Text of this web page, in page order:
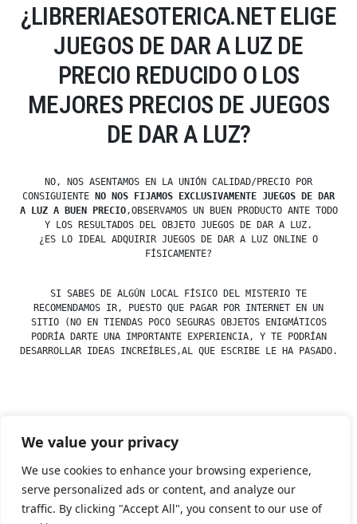
We value your privacy
We use cookies to enhance your browsing experience,
serve personalized ads or content, and analyze our
traffic. By clicking "Accept All", you consent to our use of
¿LIBRERIAESOTERICA.NET ELIGE
JUEGOS DE DAR A LUZ DE
PRECIO REDUCIDO O LOS
MEJORES PRECIOS DE JUEGOS
DE DAR A LUZ?
NO, NOS ASENTAMOS EN LA UNIÓN CALIDAD/PRECIO POR
CONSIGUIENTE NO NOS FIJAMOS EXCLUSIVAMENTE JUEGOS DE DAR
A LUZ A BUEN PRECIO,OBSERVAMOS UN BUEN PRODUCTO ANTE TODO
Y LOS RESULTADOS DEL OBJETO JUEGOS DE DAR A LUZ.
¿ES LO IDEAL ADQUIRIR JUEGOS DE DAR A LUZ ONLINE O
FÍSICAMENTE?
SI SABES DE ALGÚN LOCAL FÍSICO DEL MISTERIO TE
RECOMENDAMOS IR, PUESTO QUE PAGAR POR INTERNET EN UN
SITIO (NO EN TIENDAS POCO SEGURAS OBJETOS ENIGMÁTICOS
PODRÍA DARTE UNA IMPORTANTE EXPERIENCIA, Y TE PODRÍAN
DESARROLLAR IDEAS INCREÍBLES,AL QUE ESCRIBE LE HA PASADO.
by
Posted
Uncategorized
Tienda Esotérica Online – Librería Esotérica,Proudly